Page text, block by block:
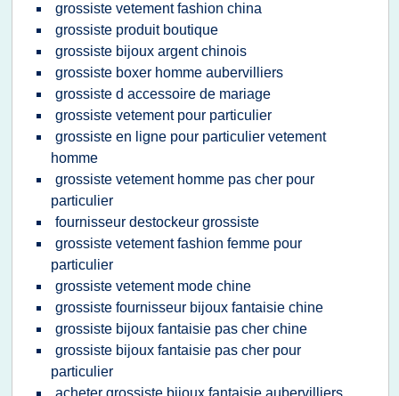
grossiste vetement fashion china
grossiste produit boutique
grossiste bijoux argent chinois
grossiste boxer homme aubervilliers
grossiste d accessoire de mariage
grossiste vetement pour particulier
grossiste en ligne pour particulier vetement
homme
grossiste vetement homme pas cher pour
particulier
fournisseur destockeur grossiste
grossiste vetement fashion femme pour
particulier
grossiste vetement mode chine
grossiste fournisseur bijoux fantaisie chine
grossiste bijoux fantaisie pas cher chine
grossiste bijoux fantaisie pas cher pour
particulier
acheter grossiste bijoux fantaisie aubervilliers